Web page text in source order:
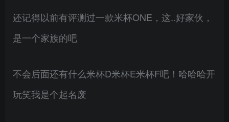
还记得以前有评测过一款米杯ONE，这..好家伙，
是一个家族的吧
不会后面还有什么米杯D米杯E米杯F吧！哈哈哈开
玩笑我是个起名废